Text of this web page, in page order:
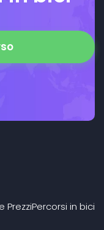
PrezziPercorsi in bici